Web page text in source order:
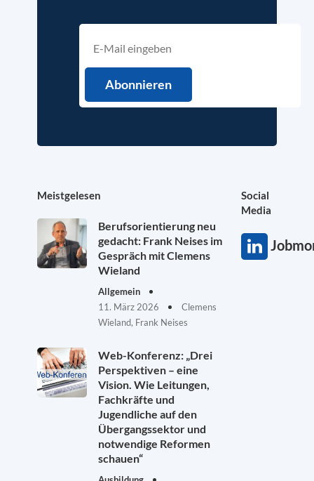
Meistgelesen
Berufsorientierung neu
gedacht: Frank Neises im
Gespräch mit Clemens
Wieland
Allgemein
11. März 2026
Clemens
Wieland, Frank Neises
Web-Konferenz: „Drei
Perspektiven – eine
Vision. Wie Leitungen,
Fachkräfte und
Jugendliche auf den
Übergangssektor und
notwendige Reformen
schauen“
Social
Media